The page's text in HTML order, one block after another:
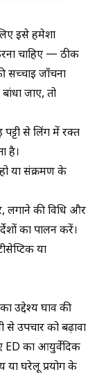
इसे हमेशा
चाहिए — ठीक
सच्चाई जाँचना
जाए, तो
पट्टी से लिंग में रक्त
है।
या संक्रमण के
लगाने की विधि और
का पालन करें।
या
उद्देश्य घाव की
से उपचार को बढ़ावा
ED का आयुर्वेदिक
या घरेलू प्रयोग के